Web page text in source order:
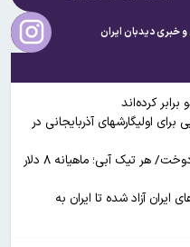
و خبریدیدبان ایران
کرده‌اند
اولیگارشهای آذربایجانی در
هر تیک آبی؛ ماهیانه ۸ دلار
از پول‌های ایران آزاد شده تا ایران به